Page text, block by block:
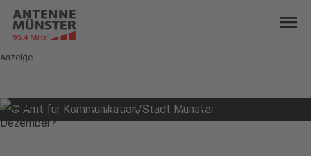
menu
Anzeige
© Amt für Kommunikation/Stadt Münster